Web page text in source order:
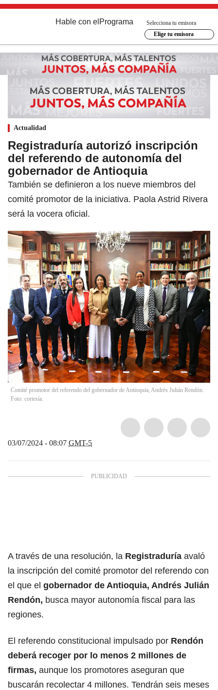
Hable con el Programa
Selecciona tu emisora
Elige tu emisora
Actualidad
Registraduría autorizó inscripción
del referendo de autonomía del
gobernador de Antioquia
También se definieron a los nueve miembros del
comité promotor de la iniciativa. Paola Astrid Rivera
será la vocera oficial.
Comité promotor del referendo del gobernador de Antioquia, Andrés Julián Rendón.
Foto: cortesía.
03/07/2024 - 08:07 GMT-5
A través de una resolución, la Registraduría avaló
la inscripción del comité promotor del referendo con
el que el gobernador de Antioquia, Andrés Julián
Rendón, busca mayor autonomía fiscal para las
regiones.
El referendo constitucional impulsado por Rendón
deberá recoger por lo menos 2 millones de
firmas, aunque los promotores aseguran que
buscarán recolectar 4 millones. Tendrán seis meses